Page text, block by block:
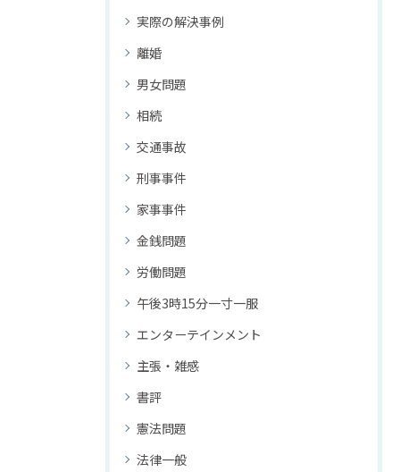
実際の解決事例
離婚
男女問題
相続
交通事故
刑事事件
家事事件
金銭問題
労働問題
午後3時15分一寸一服
エンターテインメント
主張・雑感
書評
憲法問題
法律一般